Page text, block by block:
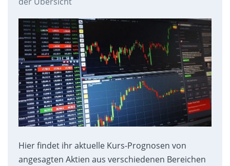
Hier findet ihr aktuelle Kurs-Prognosen von
angesagten Aktien aus verschiedenen Bereichen